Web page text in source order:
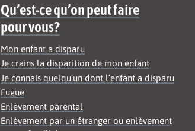
Qu’est-ce qu’on peut faire
pour vous?
Mon enfant a disparu
Je crains la disparition de mon enfant
Je connais quelqu’un dont l’enfant a disparu
Fugue
Enlèvement parental
Enlèvement par un étranger ou enlèvement